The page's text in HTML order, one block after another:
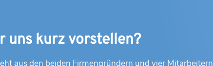
uns kurz vorstellen?
aus den beiden Firmengründern und vier Mitarbeitern